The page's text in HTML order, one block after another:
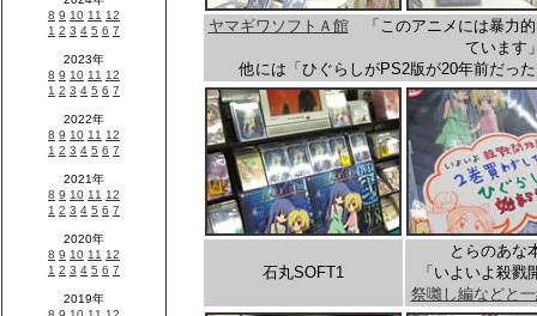
ヤマギワソフトＡ館「このアニメには暴力的
ています
他には「ひぐらしがPS2版が20年前だっ
石丸SOFT1
とらのあな
「いよいよ殺戮
祭囃し編などと